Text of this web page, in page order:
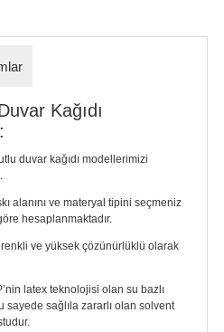
Kağıdı
duvar kağıdı modellerimizi
alanını ve materyal tipini seçmeniz
hesaplanmaktadır.
renkli ve yüksek çözünürlüklü olarak
latex teknolojisi olan su bazlı
sağlıla zararlı olan solvent